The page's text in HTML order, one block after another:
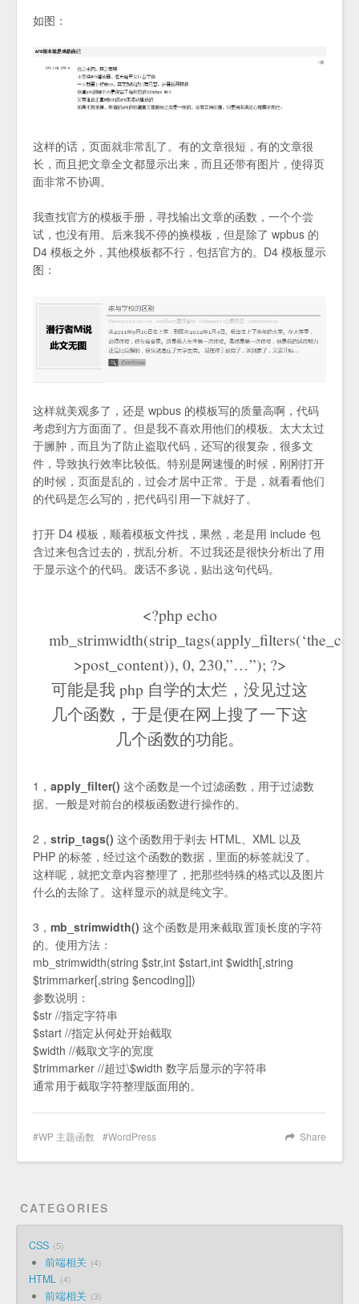
如图：
这样的话，页面就非常乱了。有的文章很短，有的文章很
长，而且把文章全文都显示出来，而且还带有图片，使得页
面非常不协调。
我查找官方的模板手册，寻找输出文章的函数，一个个尝
试，也没有用。后来我不停的换模板，但是除了 wpbus 的
D4 模板之外，其他模板都不行，包括官方的。D4 模板显示
图：
这样就美观多了，还是 wpbus 的模板写的质量高啊，代码
考虑到方方面面了。但是我不喜欢用他们的模板。太大太过
于臃肿，而且为了防止盗取代码，还写的很复杂，很多文
件，导致执行效率比较低。特别是网速慢的时候，刚刚打开
的时候，页面是乱的，过会才居中正常。于是，就看看他们
的代码是怎么写的，把代码引用一下就好了。
打开 D4 模板，顺着模板文件找，果然，老是用 include 包
含过来包含过去的，扰乱分析。不过我还是很快分析出了用
于显示这个的代码。废话不多说，贴出这句代码。
<?php echo
>post_content)), 0, 230,”…”); ?>
可能是我 php 自学的太烂，没见过这
几个函数，于是便在网上搜了一下这
几个函数的功能。
1， apply_filter() 这个函数是一个过滤函数，用于过滤数
据。一般是对前台的模板函数进行操作的。
2， strip_tags() 这个函数用于剥去 HTML、XML 以及
PHP 的标签，经过这个函数的数据，里面的标签就没了。
这样呢，就把文章内容整理了，把那些特殊的格式以及图片
什么的去除了。这样显示的就是纯文字。
3， mb_strimwidth() 这个函数是用来截取置顶长度的字符
的。使用方法：
mb_strimwidth(string $str,int $start,int $width[,string
$trimmarker[,string $encoding]])
参数说明：
$str //指定字符串
$start //指定从何处开始截取
$width //截取文字的宽度
$trimmarker //超过\$width 数字后显示的字符串
通常用于截取字符整理版面用的。
Share
WP 主题函数 WordPress
CATEGORIES
CSS 5
前端相关 4
HTML 4
前端相关 3